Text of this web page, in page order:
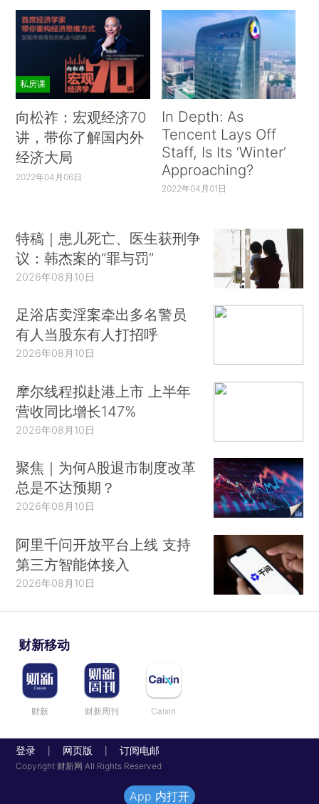
私房课
向松祚：宏观经济70
讲，带你了解国内外
经济大局
2022年04月06日
In Depth: As
Tencent Lays Off
Staff, Is Its ‘Winter’
Approaching?
2022年04月01日
特稿｜患儿死亡、医生获刑争
议：韩杰案的“罪与罚”
2026年08月10日
足浴店卖淫案牵出多名警员
有人当股东有人打招呼
2026年08月10日
摩尔线程拟赴港上市 上半年
营收同比增长147%
2026年08月10日
聚焦｜为何A股退市制度改革
总是不达预期？
2026年08月10日
阿里千问开放平台上线 支持
第三方智能体接入
2026年08月10日
财新移动
财新 财新周刊 Caixin
登录 网页版 订阅电邮
Copyright 财新网 All Rights Reserved
App 内打开